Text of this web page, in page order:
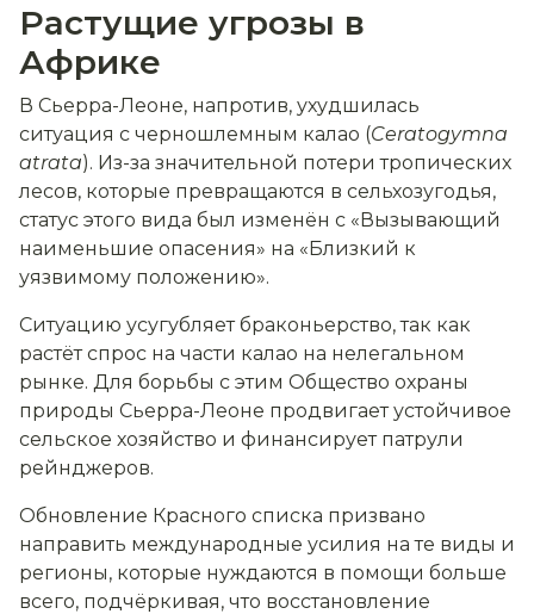
Растущие угрозы в
Африке
В Сьерра-Леоне, напротив, ухудшилась
ситуация с черношлемным калао (Ceratogymna
atrata). Из-за значительной потери тропических
лесов, которые превращаются в сельхозугодья,
статус этого вида был изменён с «Вызывающий
наименьшие опасения» на «Близкий к
уязвимому положению».
Ситуацию усугубляет браконьерство, так как
растёт спрос на части калао на нелегальном
рынке. Для борьбы с этим Общество охраны
природы Сьерра-Леоне продвигает устойчивое
сельское хозяйство и финансирует патрули
рейнджеров.
Обновление Красного списка призвано
направить международные усилия на те виды и
регионы, которые нуждаются в помощи больше
всего, подчёркивая, что восстановление